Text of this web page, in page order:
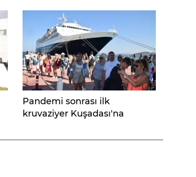
Pandemi sonrası ilk
kruvaziyer Kuşadası'na